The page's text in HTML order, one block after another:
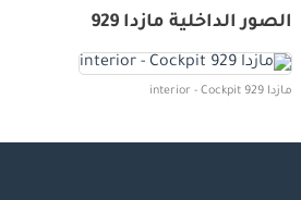
الصور الداخلية مازدا 929
مازدا 929 interior - Cockpit